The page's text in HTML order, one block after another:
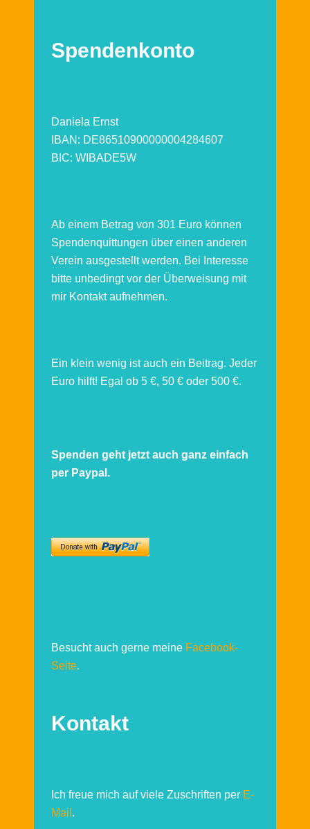
Spendenkonto
Daniela Ernst
IBAN: DE86510900000004284607
BIC: WIBADE5W
Ab einem Betrag von 301 Euro können
Spendenquittungen über einen anderen
Verein ausgestellt werden. Bei Interesse
bitte unbedingt vor der Überweisung mit
mir Kontakt aufnehmen.
Ein klein wenig ist auch ein Beitrag. Jeder
Euro hilft! Egal ob 5 €, 50 € oder 500 €.
Spenden geht jetzt auch ganz einfach
per Paypal.
Besucht auch gerne meine Facebook-
Seite.
Kontakt
Ich freue mich auf viele Zuschriften per E-
Mail .